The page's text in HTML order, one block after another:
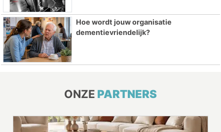
Hoe wordt jouw organisatie
dementievriendelijk?
ONZE PARTNERS